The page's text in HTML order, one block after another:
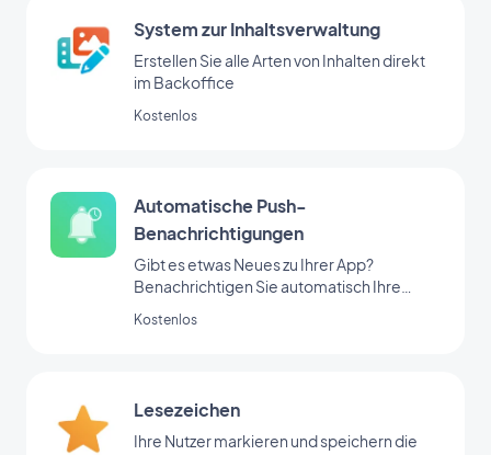
System zur Inhaltsverwaltung
Erstellen Sie alle Arten von Inhalten direkt
im Backoffice
Kostenlos
Automatische Push-
Benachrichtigungen
Gibt es etwas Neues zu Ihrer App?
Benachrichtigen Sie automatisch Ihre
Kostenlos
Lesezeichen
Ihre Nutzer markieren und speichern die